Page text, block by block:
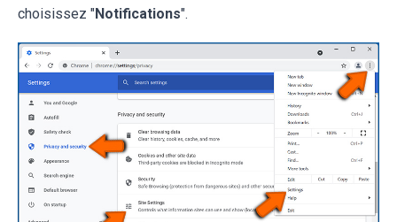
choisissez "Notifications".